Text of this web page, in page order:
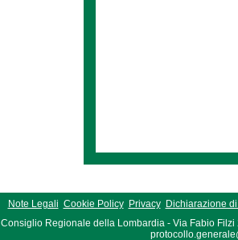
Note Legali Cookie Policy Privacy
Dichiarazione
Consiglio Regionale della Lombardia - Via Fabio Filzi